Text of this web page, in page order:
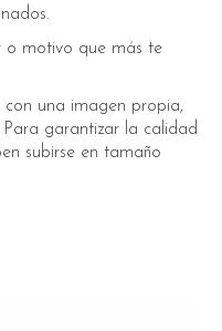
o motivo que más te
con una imagen propia,
garantizar la calidad
subirse en tamaño